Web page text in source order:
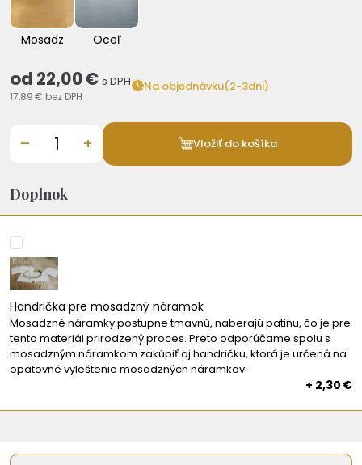
Mosadz Oceľ
od 22,00 € s DPH
17,89 € bez DPH
Na objednávku(2-3dni)
– + Vložiť do košíka
Doplnok
Handrička pre mosadzný náramok
Mosadzné náramky postupne tmavnú, naberajú patinu, čo je pre
tento materiál prirodzený proces. Preto odporúčame spolu s
mosadzným náramkom zakúpiť aj handričku, ktorá je určená na
opätovné vyleštenie mosadzných náramkov.
+ 2,30 €